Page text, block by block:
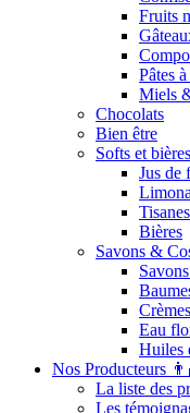
Fruits
Pâtes
Miels
Chocolats
Bien être
Softs et bières
Jus de
Tisanes
Bières
Savons &
Eau
Huiles
Nos Producteurs
La liste des
Les